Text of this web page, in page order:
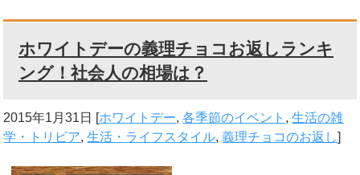
ホワイトデーの義理チョコお返しランキ
ング！社会人の相場は？
2015年1月31日 [ホワイトデー,各季節のイベント ,生活の雑
学・トリビア,生活・ライフスタイル,義理チョコのお返し]